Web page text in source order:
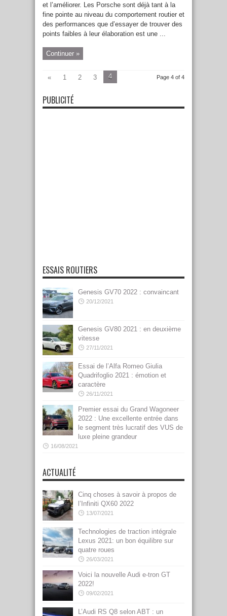
et l’améliorer. Les Porsche sont déjà tant à la
fine pointe au niveau du comportement routier et
des performances que d’essayer de trouver des
points faibles à leur élaboration est une ...
Continuer »
Page 4 of 4
« 1 2 3 4
PUBLICITÉ
ESSAIS ROUTIERS
Genesis GV70 2022 : convaincant
20/12/2021
Genesis GV80 2021 : en deuxième
vitesse
27/11/2021
Essai de l’Alfa Romeo Giulia
Quadrifoglio 2021 : émotion et
caractère
26/11/2021
Premier essai du Grand Wagoneer
2022 : Une excellente entrée dans
le segment très lucratif des VUS de
luxe pleine grandeur
16/08/2021
ACTUALITÉ
Cinq choses à savoir à propos de
l’Infiniti QX60 2022
13/07/2021
Technologies de traction intégrale
Lexus 2021: un bon équilibre sur
quatre roues
26/03/2021
Voici la nouvelle Audi e-tron GT
2022!
09/02/2021
L’Audi RS Q8 selon ABT : un